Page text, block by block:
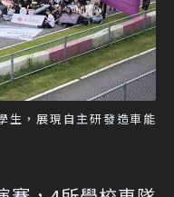
生，展現自主研發造車能